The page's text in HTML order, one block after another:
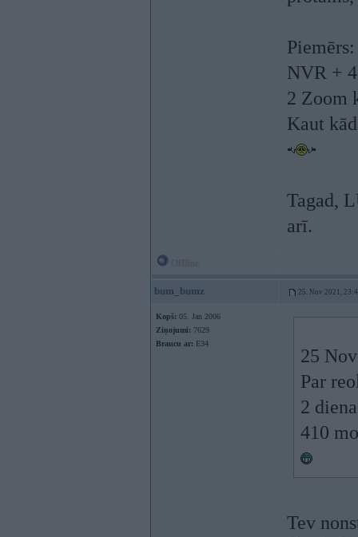
Piemērs:
NVR +
2 Zoom
Kaut
Tagad,
arī.
bum_bumz 25. Nov 2021,
Kopš: 05. Jan 2006
Ziņojumi: 7629
Braucu ar: E34
25
Par
2
410
Tev